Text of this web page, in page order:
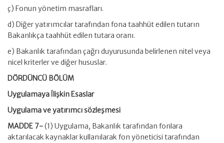
ç) Fonun yönetim masrafları.
d) Diğer yatırımcılar tarafından fona taahhüt edilen tutarın
Bakanlıkça taahhüt edilen tutara oranı.
e) Bakanlık tarafından çağrı duyurusunda belirlenen nitel veya
nicel kriterler ve diğer hususlar.
DÖRDÜNCÜ BÖLÜM
Uygulamaya İlişkin Esaslar
Uygulama ve yatırımcı sözleşmesi
MADDE 7-(1) Uygulama, Bakanlık tarafından fonlara
aktarılacak kaynaklar kullanılarak fon yöneticisi tarafından